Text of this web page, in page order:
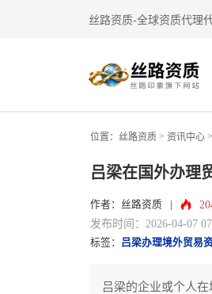
丝路资质-全球资质代理
位置： 丝路资质 > 资讯中心 >
吕梁在国外办理
作者：丝路资质
发布时间：2026-04-07
标签： 吕梁办理境外贸易
吕梁的企业或个人